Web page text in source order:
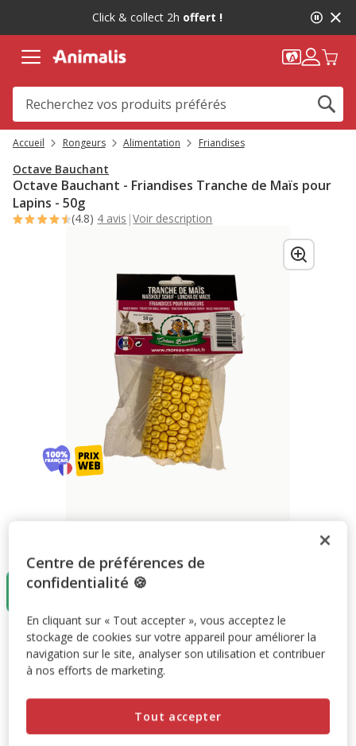
message,
Click & collect 2h offert !
Accueil Rongeurs Alimentation Friandises
Octave Bauchant
Octave Bauchant - Friandises Tranche de Maïs pour
Lapins - 50g
(4.8) 4 avis |Voir description
50g
Promotion disponible
-10% sur votre première commande* avec votre Carte
Animalis. Offre non cumulable aux autres promotions en
Prix 1.59€
1.59€
Centre de préférences de
confidentialité 🍪
En cliquant sur « Tout accepter », vous acceptez le
stockage de cookies sur votre appareil pour améliorer la
navigation sur le site, analyser son utilisation et contribuer
à nos efforts de marketing.
Tout accepter